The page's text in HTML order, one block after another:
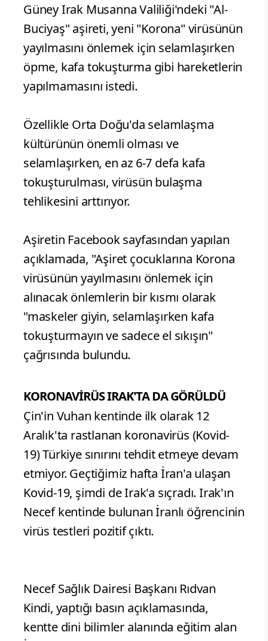
Güney Irak Musanna Valiliği'ndeki "Al-
Buciyaş" aşireti, yeni "Korona" virüsünün
yayılmasını önlemek için selamlaşırken
öpme, kafa tokuşturma gibi hareketlerin
yapılmamasını istedi.
Özellikle Orta Doğu'da selamlaşma
kültürünün önemli olması ve
selamlaşırken, en az 6-7 defa kafa
tokuşturulması, virüsün bulaşma
tehlikesini arttırıyor.
Aşiretin Facebook sayfasından yapılan
açıklamada, "Aşiret çocuklarına Korona
virüsünün yayılmasını önlemek için
alınacak önlemlerin bir kısmı olarak
"maskeler giyin, selamlaşırken kafa
tokuşturmayın ve sadece el sıkışın"
çağrısında bulundu.
KORONAVİRÜS IRAK'TA DA GÖRÜLDÜ
Çin'in Vuhan kentinde ilk olarak 12
Aralık'ta rastlanan koronavirüs (Kovid-
19) Türkiye sınırını tehdit etmeye devam
etmiyor. Geçtiğimiz hafta İran'a ulaşan
Kovid-19, şimdi de Irak'a sıçradı. Irak'ın
Necef kentinde bulunan İranlı öğrencinin
virüs testleri pozitif çıktı.
Necef Sağlık Dairesi Başkanı Rıdvan
Kindi, yaptığı basın açıklamasında,
kentte dini bilimler alanında eğitim alan